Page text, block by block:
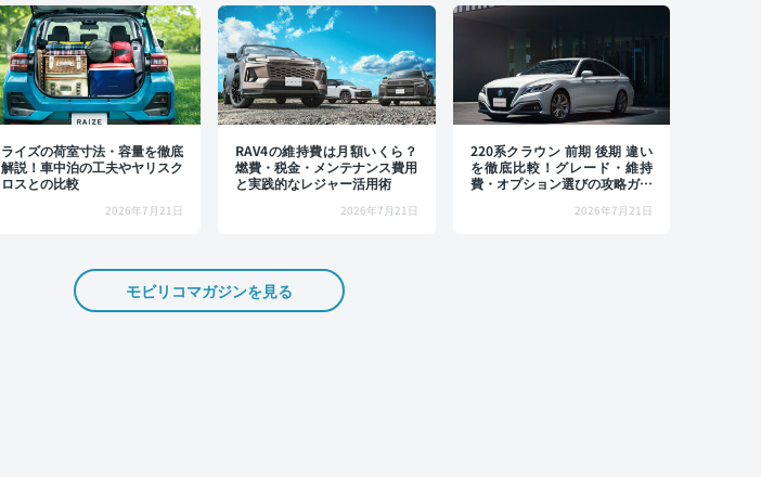
ライズの荷室寸法・容量を徹底
解説！車中泊の工夫やヤリスク
ロスとの比較
2026年7月21日
RAV4の維持費は月額いくら？
燃費・税金・メンテナンス費用
と実践的なレジャー活用術
2026年7月21日
220系クラウン 前期 後期 違い
を徹底比較！グレード・維持
費・オプション選びの攻略ガイ
2026年7月21日
モビリコマガジンを見る